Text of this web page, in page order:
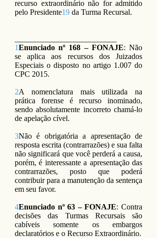
recurso extraordinário não for admitido
pelo Presidente19 da Turma Recursal.
1Enunciado nº 168 – FONAJE: Não
se aplica aos recursos dos Juizados
Especiais o disposto no artigo 1.007 do
CPC 2015.
2A nomenclatura mais utilizada na
prática forense é recurso inominado,
sendo absolutamente incorreto chamá-lo
de apelação cível.
3Não é obrigatória a apresentação de
resposta escrita (contrarrazões) e sua falta
não significará que você perderá a causa,
porém, é interessante a apresentação das
contrarrazões, posto que poderá
contribuir para a manutenção da sentença
em seu favor.
4Enunciado nº 63 – FONAJE: Contra
decisões das Turmas Recursais são
cabíveis somente os embargos
declaratórios e o Recurso Extraordinário.